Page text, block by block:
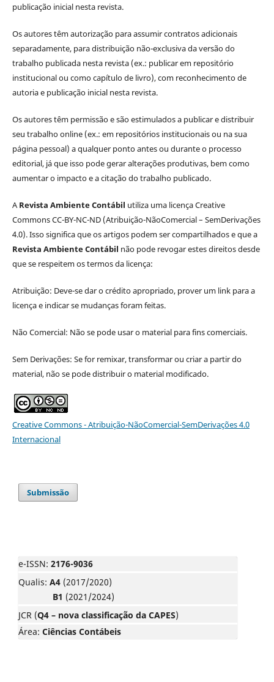
publicação inicial nesta revista.
Os autores têm autorização para assumir contratos adicionais
separadamente, para distribuição não-exclusiva da versão do
trabalho publicada nesta revista (ex.: publicar em repositório
institucional ou como capítulo de livro), com reconhecimento de
autoria e publicação inicial nesta revista.
Os autores têm permissão e são estimulados a publicar e distribuir
seu trabalho online (ex.: em repositórios institucionais ou na sua
página pessoal) a qualquer ponto antes ou durante o processo
editorial, já que isso pode gerar alterações produtivas, bem como
aumentar o impacto e a citação do trabalho publicado.
ARevista Ambiente Contábil utiliza uma licença Creative
Commons CC-BY-NC-ND (Atribuição-NãoComercial – SemDerivações
4.0). Isso significa que os artigos podem ser compartilhados e que a
Revista Ambiente Contábil não pode revogar estes direitos desde
que se respeitem os termos da licença:
Atribuição: Deve-se dar o crédito apropriado, prover um link para a
licença e indicar se mudanças foram feitas.
Não Comercial: Não se pode usar o material para fins comerciais.
Sem Derivações: Se for remixar, transformar ou criar a partir do
material, não se pode distribuir o material modificado.
Creative Commons - Atribuição-NãoComercial-SemDerivações 4.0
Internacional
Submissão
e-ISSN: 2176-9036
Qualis: A4 (2017/2020)
B1 (2021/2024)
JCR (Q4 – nova classificação da CAPES)
Área: Ciências Contábeis